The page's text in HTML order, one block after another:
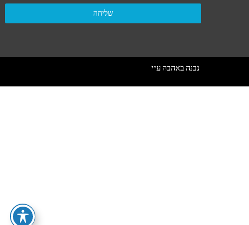
שליחה
נבנה באהבה ע״י